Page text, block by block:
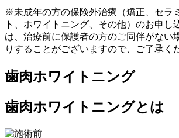
※未成年の方の保険外治療（矯正、セラ
ト、ホワイトニング、その他）のお申し
は、治療前に保護者の方のご同伴がない
りすることがございますので、ご了承く
歯肉ホワイトニング
歯肉ホワイトニングとは